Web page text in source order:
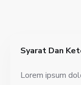
Syarat Dan
Lorem ipsum